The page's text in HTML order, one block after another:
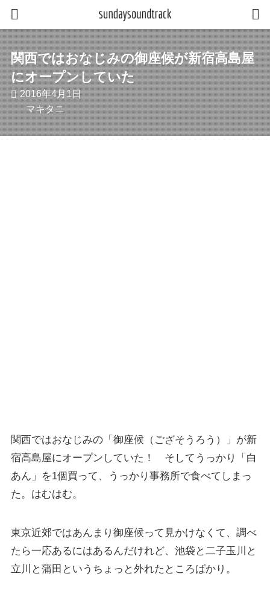
関西ではおなじみの御座候が新宿高島屋
にオープンしていた
2016年4月1日
マキタニ
関西ではおなじみの「御座候（ござそうろう）」が新
宿高島屋にオープンしていた！ そしてうっかり「白
あん」を1個買って、うっかり事務所で食べてしまっ
た。はむはむ。
東京近郊ではあんまり御座候って見かけなくて、調べ
たら一応あるにはあるんだけれど、池袋と二子玉川と
立川と蒲田というちょっと外れたところばかり。